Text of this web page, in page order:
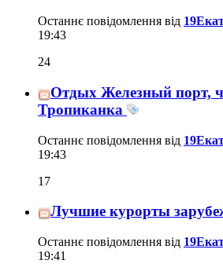
Останнє повідомлення від
19:43
24
Отдых Железный порт,
Тропиканка
Останнє повідомлення від
19:43
17
Лучшие курорты
Останнє повідомлення від
19:41